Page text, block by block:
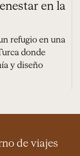
en la
refugio en una
donde
y diseño
de viajes